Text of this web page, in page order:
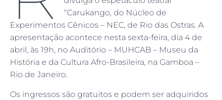
“Carukango, do Núcleo de
Experimentos Cênicos – NEC, de Rio das Ostras. A
apresentação acontece nesta sexta-feira, dia 4 de
abril, às 19h, no Auditório – MUHCAB – Museu da
História e da Cultura Afro-Brasileira, na Gamboa –
Rio de Janeiro.
Os ingressos são gratuitos e podem ser adquiridos